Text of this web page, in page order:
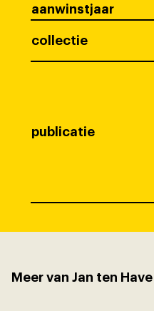
aanwinstjaar
collectie
publicatie
Meer van Jan ten Have